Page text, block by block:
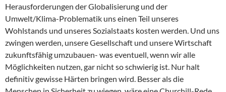
Herausforderungen der Globalisierung und der
Umwelt/Klima-Problematik uns einen Teil unseres
Wohlstands und unseres Sozialstaats kosten werden. Und uns
zwingen werden, unsere Gesellschaft und unsere Wirtschaft
zukunftsfähig umzubauen- was eventuell, wenn wir alle
Möglichkeiten nutzen, gar nicht so schwierig ist. Nur halt
definitiv gewisse Härten bringen wird. Besser als die